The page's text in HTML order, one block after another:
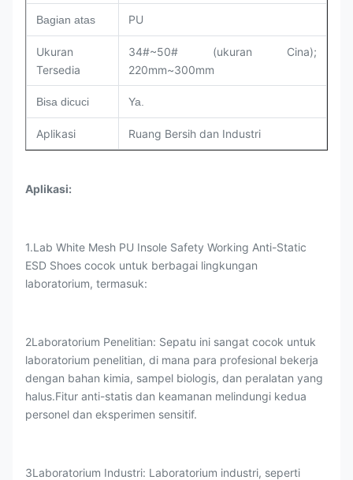
Bagian atas PU
Ukuran
Tersedia
34#~50# (ukuran Cina);
220mm~300mm
Bisa dicuci Ya.
Aplikasi Ruang Bersih dan Industri
Aplikasi:
1.Lab White Mesh PU Insole Safety Working Anti-Static
ESD Shoes cocok untuk berbagai lingkungan
laboratorium, termasuk:
2Laboratorium Penelitian: Sepatu ini sangat cocok untuk
laboratorium penelitian, di mana para profesional bekerja
dengan bahan kimia, sampel biologis, dan peralatan yang
halus.Fitur anti-statis dan keamanan melindungi kedua
personel dan eksperimen sensitif.
3Laboratorium Industri: Laboratorium industri, seperti